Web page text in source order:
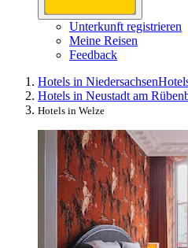
Unterkunft registrieren
Meine Reisen
Feedback
Hotels in Niedersachsen
Hotels in Neustadt am
Hotels in Welze